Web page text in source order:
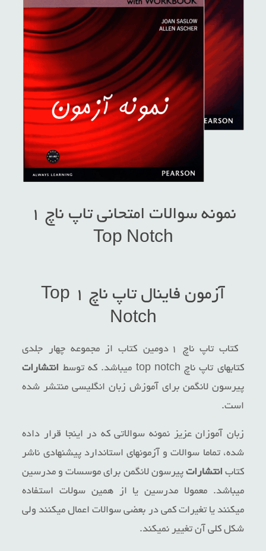
نمونه سوالات امتحانی تاپ ناچ ۱
Top Notch
آزمون فاینال تاپ ناچ ۱ Top
Notch
کتاب تاپ ناچ ۱ دومین کتاب از مجموعه چهار جلدی
کتابهای تاپ ناچ top notch میباشد. که توسط
انتشارات
پیرسون لانگمن برای آموزش زبان انگلیسی منتشر شده
است.
زبان آموزان عزیز نمونه سوالاتی که در اینجا قرار داده
شده، تماما سوالات و آزمونهای استاندارد پیشنهادی ناشر
کتاب انتشارات پیرسون لانگمن برای موسسات و مدرسین
میباشد. معمولا مدرسین یا از همین سولات استفاده
میکنند یا تغیرات کمی در بعضی سوالات اعمال میکنند ولی
شکل کلی آن تغییر نمیکند.